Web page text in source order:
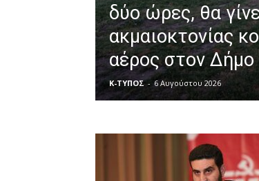
δύο ώρες, θα
ακμαιοκτονίας
αέρος στον
Κ-ΤΥΠΟΣ - 6 Αυγούστου 2026